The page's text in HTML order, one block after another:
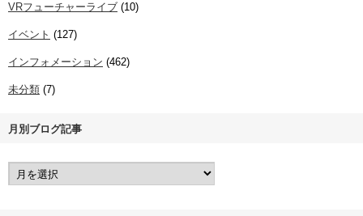
VRフューチャーライブ (10)
イベント (127)
インフォメーション (462)
未分類 (7)
月別ブログ記事